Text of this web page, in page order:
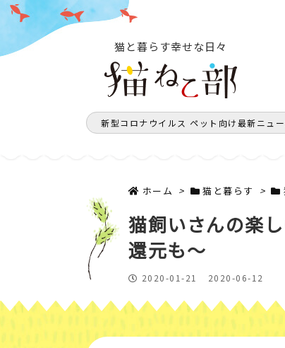
猫と暮らす幸せな日々
新型コロナウイルス ペット向け最新ニュー
ホーム > 猫と暮らす >
猫飼いさんの楽
還元も～
2020-01-21 2020-06-12